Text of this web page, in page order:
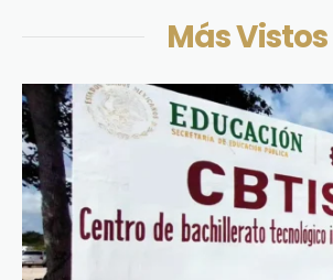
Más Vistos